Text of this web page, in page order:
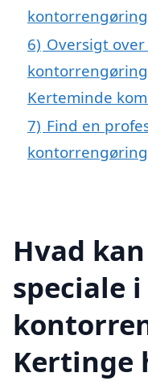
6) Oversigt
Kerteminde
7) Find en
Hvad
speciale i
Kertinge